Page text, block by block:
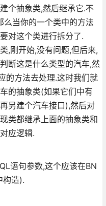
个抽象类,然后继承它.不
么当你的一个类中的方法
对这个类进行拆分了.
,刚开始,没有问题,但后来,
断这是什么类型的汽车,然
的方法去处理.这时我们就
的抽象类(如果它们中有
另建个汽车接口),然后对
类都继承上面的抽象类和
应逻辑.
语句参数,这个应该在BN
构造).